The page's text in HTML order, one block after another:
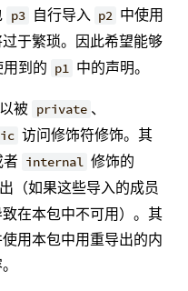
p3 自行导入 p2 中使用
于繁琐。因此希望能够
到的 p1 中的声明。
被 private 、
访问修饰符修饰。其
者 internal 修饰的
（如果这些导入的成员
在本包中不可用）。其
用本包中用重导出的内